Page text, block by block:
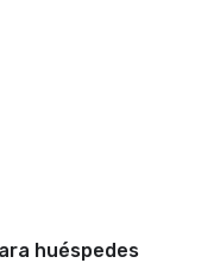
huéspedes